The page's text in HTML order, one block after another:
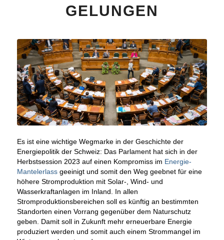
GELUNGEN
Es ist eine wichtige Wegmarke in der Geschichte der
Energiepolitik der Schweiz: Das Parlament hat sich in der
Herbstsession 2023 auf einen Kompromiss im Energie-
Mantelerlassgeeinigt und somit den Weg geebnet für eine
höhere Stromproduktion mit Solar-, Wind- und
Wasserkraftanlagen im Inland. In allen
Stromproduktionsbereichen soll es künftig an bestimmten
Standorten einen Vorrang gegenüber dem Naturschutz
geben. Damit soll in Zukunft mehr erneuerbare Energie
produziert werden und somit auch einem Strommangel im